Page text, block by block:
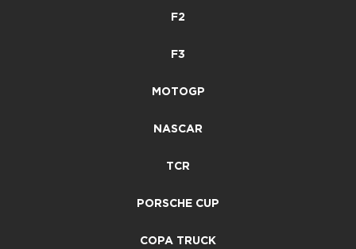
F2
F3
MOTOGP
NASCAR
TCR
PORSCHE CUP
COPA TRUCK